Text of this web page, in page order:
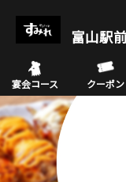
富山駅
宴会コース クーポン